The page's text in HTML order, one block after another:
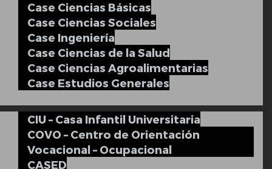
Case Ciencias Básicas
Case Ciencias Sociales
Case Ingeniería
Case Ciencias de la Salud
Case Ciencias Agroalimentarias
Case Estudios Generales
CIU – Casa Infantil Universitaria
COVO – Centro de Orientación
Vocacional – Ocupacional
CASED